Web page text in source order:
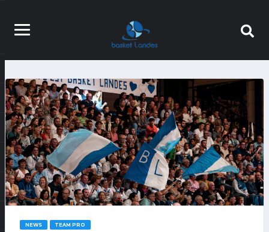
NEWS TEAM PRO